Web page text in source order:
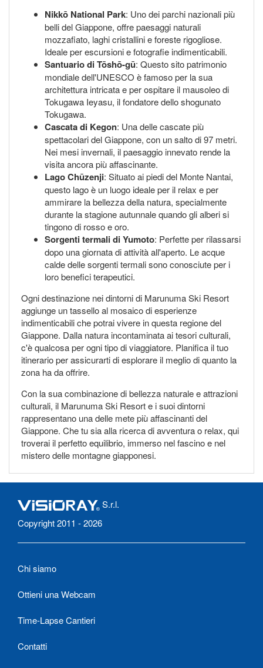
Nikkō National Park: Uno dei parchi nazionali più
belli del Giappone, offre paesaggi naturali
mozzafiato, laghi cristallini e foreste rigogliose.
Ideale per escursioni e fotografie indimenticabili.
Santuario di Tōshō-gū: Questo sito patrimonio
mondiale dell'UNESCO è famoso per la sua
architettura intricata e per ospitare il mausoleo di
Tokugawa Ieyasu, il fondatore dello shogunato
Tokugawa.
Cascata di Kegon: Una delle cascate più
spettacolari del Giappone, con un salto di 97 metri.
Nei mesi invernali, il paesaggio innevato rende la
visita ancora più affascinante.
Lago Chūzenji: Situato ai piedi del Monte Nantai,
questo lago è un luogo ideale per il relax e per
ammirare la bellezza della natura, specialmente
durante la stagione autunnale quando gli alberi si
tingono di rosso e oro.
Sorgenti termali di Yumoto: Perfette per rilassarsi
dopo una giornata di attività all'aperto. Le acque
calde delle sorgenti termali sono conosciute per i
loro benefici terapeutici.
Ogni destinazione nei dintorni di Marunuma Ski Resort
aggiunge un tassello al mosaico di esperienze
indimenticabili che potrai vivere in questa regione del
Giappone. Dalla natura incontaminata ai tesori culturali,
c'è qualcosa per ogni tipo di viaggiatore. Planifica il tuo
itinerario per assicurarti di esplorare il meglio di quanto la
zona ha da offrire.
Con la sua combinazione di bellezza naturale e attrazioni
culturali, il Marunuma Ski Resort e i suoi dintorni
rappresentano una delle mete più affascinanti del
Giappone. Che tu sia alla ricerca di avventura o relax, qui
troverai il perfetto equilibrio, immerso nel fascino e nel
mistero delle montagne giapponesi.
S.r.l.
Copyright 2011 - 2026
Chi siamo
Ottieni una Webcam
Time-Lapse Cantieri
Contatti